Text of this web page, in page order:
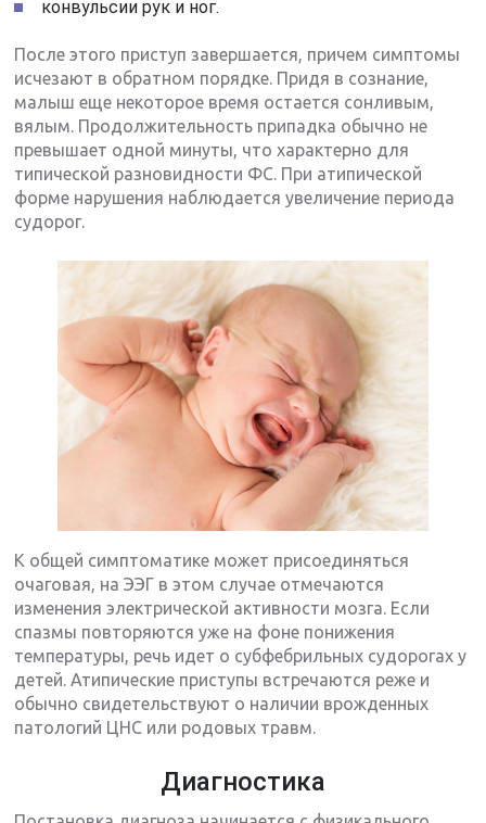
конвульсии рук и ног.
После этого приступ завершается, причем симптомы
исчезают в обратном порядке. Придя в сознание,
малыш еще некоторое время остается сонливым,
вялым. Продолжительность припадка обычно не
превышает одной минуты, что характерно для
типической разновидности ФС. При атипической
форме нарушения наблюдается увеличение периода
судорог.
К общей симптоматике может присоединяться
очаговая, на ЭЭГ в этом случае отмечаются
изменения электрической активности мозга. Если
спазмы повторяются уже на фоне понижения
температуры, речь идет о субфебрильных судорогах у
детей. Атипические приступы встречаются реже и
обычно свидетельствуют о наличии врожденных
патологий ЦНС или родовых травм.
Диагностика